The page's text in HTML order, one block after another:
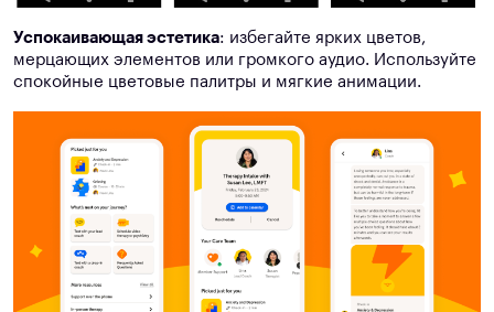
Успокаивающая эстетика: избегайте ярких цветов,
мерцающих элементов или громкого аудио. Используйте
спокойные цветовые палитры и мягкие анимации.